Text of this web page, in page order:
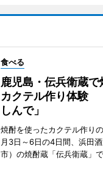
食べる
鹿児島・伝兵衛蔵
カクテル作り体験
しんで」
焼酎を使ったカクテル作り
月3日～6日の4日間、浜田
市）の焼酎蔵「伝兵衛蔵」で